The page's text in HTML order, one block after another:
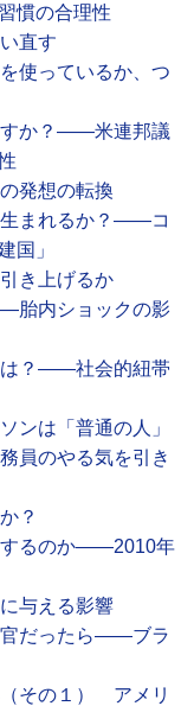
慣の合理性
直す
使っているか、つ
か？――米連邦議
発想の転換
まれるか？――コ
国」
き上げるか
胎内ショックの影
？――社会的紐帯
ンは「普通の人」
員のやる気を引き
？
るのか――2010年
与える影響
だったら――ブラ
その１） アメリ